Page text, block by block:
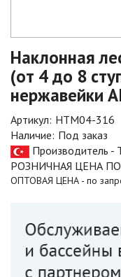
Наклонная
(от 4 до 8
нержавейки
Артикул: HTM04-316
Наличие: Под заказ
Производитель -
РОЗНИЧНАЯ ЦЕНА
ОПТОВАЯ ЦЕНА - по